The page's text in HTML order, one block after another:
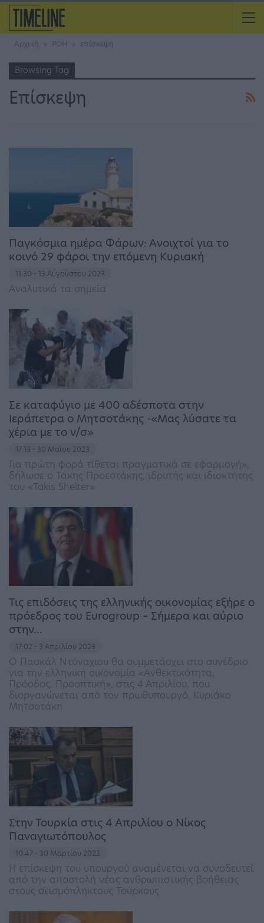
Αρχική ΡΟΗ επίσκεψη
Browsing Tag
Επίσκεψη
Παγκόσμια ημέρα Φάρων: Ανοιχτοί για το
κοινό 29 φάροι την επόμενη Κυριακή
11:30 - 13 Αυγούστου 2023
Αναλυτικά τα σημεία
Σε καταφύγιο με 400 αδέσποτα στην
Ιεράπετρα ο Μητσοτάκης -«Μας λύσατε τα
χέρια με το ν/σ»
17:13 - 30 Μαΐου 2023
Για πρώτη φορά τίθεται πραγματικά σε εφαρμογή»,
δήλωσε ο Τάκης Προεστάκης, ιδρυτής και ιδιοκτήτης
του «Takis Shelter»
Τις επιδόσεις της ελληνικής οικονομίας εξήρε ο
πρόεδρος του Eurogroup – Σήμερα και αύριο
στην…
17:02 - 3 Απριλίου 2023
Ο Πασκάλ Ντόναχιου θα συμμετάσχει στο συνέδριο
για την ελληνική οικονομία «Ανθεκτικότητα,
Πρόοδος, Προοπτική», στις 4 Απριλίου, που
διοργανώνεται από τον πρωθυπουργό, Κυριάκο
Μητσοτάκη
Στην Τουρκία στις 4 Απριλίου ο Νίκος
Παναγιωτόπουλος
10:47 - 30 Μαρτίου 2023
Η επίσκεψη του υπουργoύ αναμένεται να συνοδευτεί
από την αποστολή νέας ανθρωπιστικής βοήθειας
στους σεισμόπληκτους Τούρκους